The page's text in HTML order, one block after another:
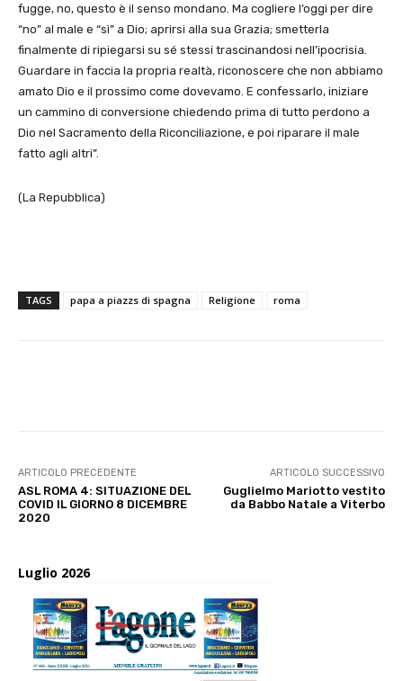
fugge, no, questo è il senso mondano. Ma cogliere l’oggi per dire
“no” al male e “sì” a Dio; aprirsi alla sua Grazia; smetterla
finalmente di ripiegarsi su sé stessi trascinandosi nell’ipocrisia.
Guardare in faccia la propria realtà, riconoscere che non abbiamo
amato Dio e il prossimo come dovevamo. E confessarlo, iniziare
un cammino di conversione chiedendo prima di tutto perdono a
Dio nel Sacramento della Riconciliazione, e poi riparare il male
fatto agli altri”.
(La Repubblica)
TAGS papa a piazzs di spagna Religione roma
ARTICOLO PRECEDENTE
ASL ROMA 4: SITUAZIONE DEL
COVID IL GIORNO 8 DICEMBRE
2020
ARTICOLO SUCCESSIVO
Guglielmo Mariotto vestito
da Babbo Natale a Viterbo
Luglio 2026